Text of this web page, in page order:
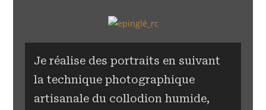
Je réalise des portraits en suivant
la technique photographique
artisanale du collodion humide,